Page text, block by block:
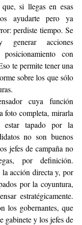
si llegas en esas
ayudarte pero ya
perdiste tiempo. Se
acciones
con
te permite tener una
sobre los que sólo
cuya función
foto completa, mirarla
estar tapado por la
no son buenos
jefes de campaña no
por definición.
acción directa y, por
por la coyuntura,
estratégicamente.
los gobernantes, que
gabinete y los jefes de